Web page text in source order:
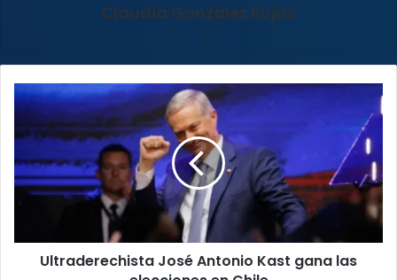
Claudia González Rojas
Ultraderechista
José
Antonio
gana
las
elecciones
Chile
Ultraderechista José Antonio Kast gana las